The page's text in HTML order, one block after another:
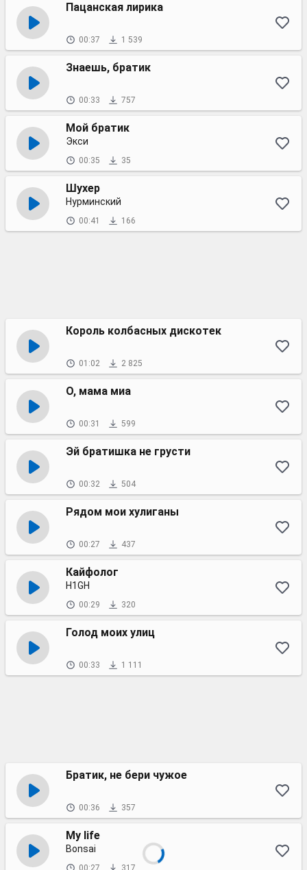
Пацанская лирика
00:37 1 539
Знаешь, братик
00:33 757
Мой братик
Экси
00:35 35
Шухер
Нурминский
00:41 166
Король колбасных дискотек
01:02 2 825
О, мама миа
00:31 599
Эй братишка не грусти
00:32 504
Рядом мои хулиганы
00:27 437
Кайфолог
H1GH
00:29 320
Голод моих улиц
00:33 1 111
Братик, не бери чужое
00:36 357
My life
Bonsai
00:27 317